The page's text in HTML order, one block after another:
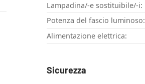
Lampadina/-e sostituibile/-i:
Potenza del fascio luminoso:
Alimentazione elettrica:
Sicurezza